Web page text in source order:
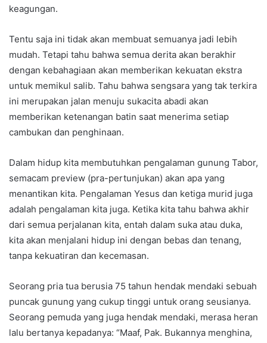
keagungan.
Tentu saja ini tidak akan membuat semuanya jadi lebih
mudah. Tetapi tahu bahwa semua derita akan berakhir
dengan kebahagiaan akan memberikan kekuatan ekstra
untuk memikul salib. Tahu bahwa sengsara yang tak terkira
ini merupakan jalan menuju sukacita abadi akan
memberikan ketenangan batin saat menerima setiap
cambukan dan penghinaan.
Dalam hidup kita membutuhkan pengalaman gunung Tabor,
semacam preview (pra-pertunjukan) akan apa yang
menantikan kita. Pengalaman Yesus dan ketiga murid juga
adalah pengalaman kita juga. Ketika kita tahu bahwa akhir
dari semua perjalanan kita, entah dalam suka atau duka,
kita akan menjalani hidup ini dengan bebas dan tenang,
tanpa kekuatiran dan kecemasan.
Seorang pria tua berusia 75 tahun hendak mendaki sebuah
puncak gunung yang cukup tinggi untuk orang seusianya.
Seorang pemuda yang juga hendak mendaki, merasa heran
lalu bertanya kepadanya: “Maaf, Pak. Bukannya menghina,